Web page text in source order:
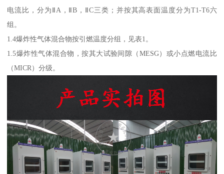
电流比，分为ⅡA，ⅡB，ⅡC三类；并按其高表面温度分为T1-T6六
组。
1.4爆炸性气体混合物按引燃温度分组，见表1。
1.5爆炸性气体混合物，按其大试验间隙（MESG）或小点燃电流比
（MICR）分级。